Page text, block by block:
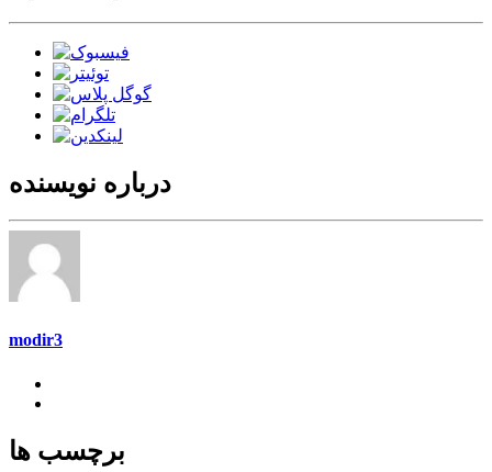
درباره نویسنده
modir3
برچسب ها